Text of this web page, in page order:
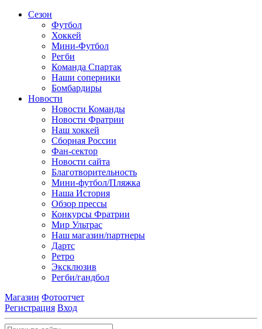
Сезон
Футбол
Хоккей
Мини-Футбол
Регби
Команда Спартак
Наши соперники
Бомбардиры
Новости
Новости Команды
Новости Фратрии
Наш хоккей
Сборная России
Фан-cектор
Новости сайта
Благотворительность
Мини-футбол/Пляжка
Наша История
Обзор прессы
Конкурсы Фратрии
Мир Ультрас
Наш магазин/партнеры
Дартс
Ретро
Эксклюзив
Регби/гандбол
Магазин Фотоотчет
Регистрация Вход